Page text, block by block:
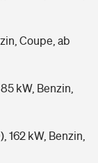
Coupe, ab
kW, Benzin,
162 kW, Benzin,